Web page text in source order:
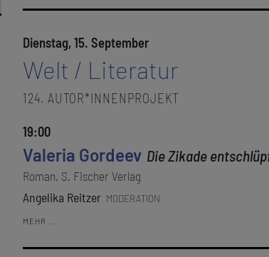
Dienstag, 15. September
Welt / Literatur
124. AUTOR*INNENPROJEKT
19:00
Valeria Gordeev Die Zikade
Roman. S. Fischer Verlag
Angelika Reitzer MODERATION
MEHR ...